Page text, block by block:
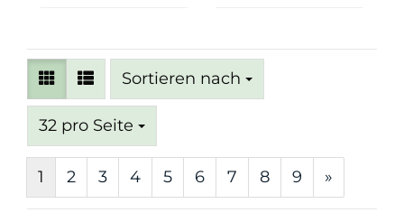
Sortieren nach
Sortieren nach
32 pro Seite
pro Seite
1 2 3 4 5 6 7 8 9 »